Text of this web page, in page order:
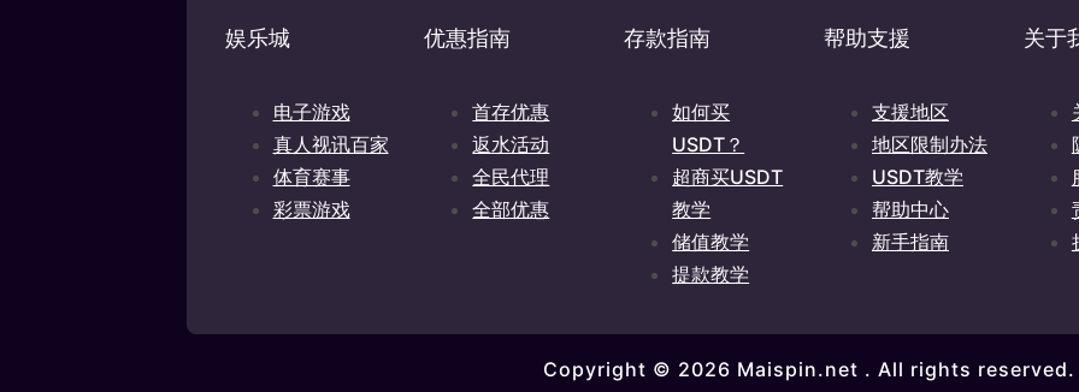
娱乐城
电子游戏
真人视讯百家
体育赛事
彩票游戏
优惠指南
首存优惠
返水活动
全民代理
全部优惠
存款指南
如何买
USDT？
超商买USDT
教学
储值教学
提款教学
帮助支援
支援地区
地区限制办法
USDT教学
帮助中心
新手指南
关于
Copyright © 2026 Maispin.net . All rights reserved.